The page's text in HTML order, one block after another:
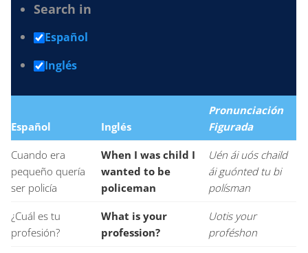
Search in
Español
Inglés
Español Inglés
Pronunciación
Figurada
Cuando era
pequeño quería
ser policía
When I was child I
wanted to be
policeman
Uén ái uós chaild
ái guónted tu bi
polísman
¿Cuál es tu
profesión?
What is your
profession?
Uotis your
proféshon